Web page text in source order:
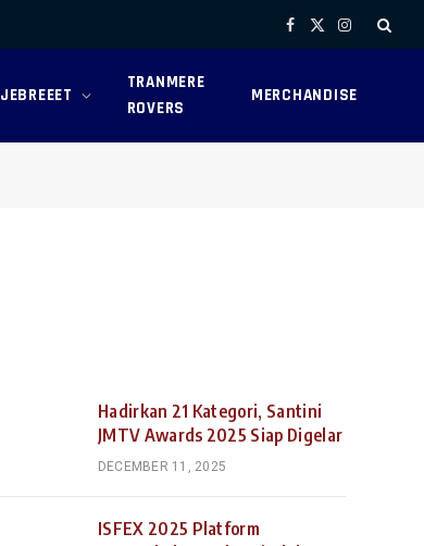
Facebook
X
Instagram
JEBREEET
TRANMERE
ROVERS
MERCHANDISE
Hadirkan 21 Kategori, Santini
JMTV Awards 2025 Siap Digelar
DECEMBER 11, 2025
ISFEX 2025 Platform